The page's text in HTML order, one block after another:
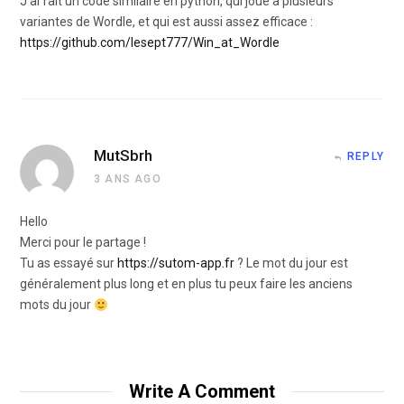
variantes de Wordle, et qui est aussi assez efficace :
https://github.com/lesept777/Win_at_Wordle
MutSbrh
3 ANS AGO
REPLY
Hello
Merci pour le partage !
Tu as essayé sur https://sutom-app.fr ? Le mot du jour est
généralement plus long et en plus tu peux faire les anciens
mots du jour
Write A Comment